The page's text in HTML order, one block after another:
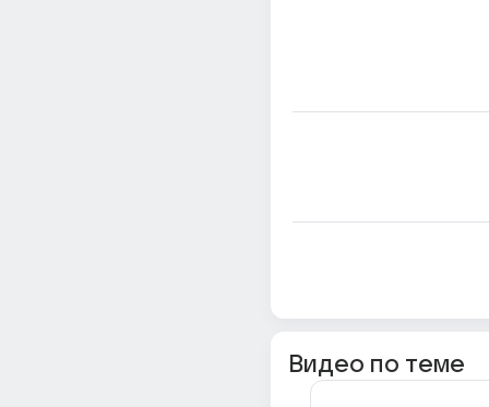
Видео по теме